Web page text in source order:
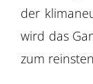
der
wird das
zum